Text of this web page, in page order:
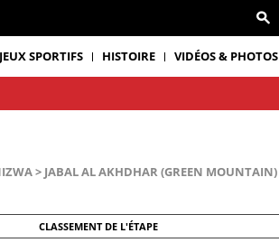
SPORTIFS HISTOIRE VIDÉOS & PHOTOS
> JABAL AL AKHDHAR (GREEN MOUNTAIN)
CLASSEMENT DE L'ÉTAPE